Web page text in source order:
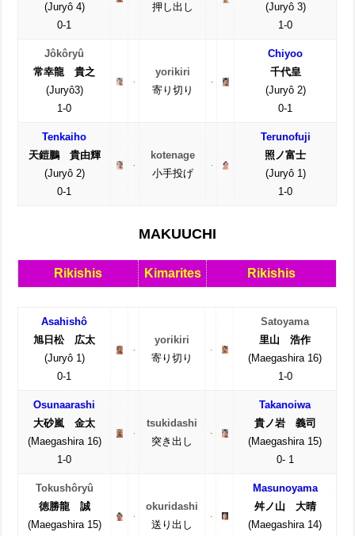
(Juryô 4)
0-1
押し出し
(Juryô 3)
1-0
Jôkôryû
常幸龍 貴之
(Juryô3)
1-0
yorikiri
寄り切り
Chiyoo
千代皇
(Juryô 2)
0-1
Tenkaiho
天鎧鵬 貴由輝
(Juryô 2)
0-1
kotenage
小手投げ
Terunofuji
照ノ富士
(Juryô 1)
1-0
MAKUUCHI
Rikishis Kimarites Rikishis
Asahishô
旭日松 広太
(Juryô 1)
0-1
yorikiri
寄り切り
Satoyama
里山 浩作
(Maegashira 16)
1-0
Osunaarashi
大砂嵐 金太
(Maegashira 16)
1-0
tsukidashi
突き出し
Takanoiwa
貴ノ岩 義司
(Maegashira 15)
0- 1
Tokushôryû
徳勝龍 誠
(Maegashira 15)
okuridashi
送り出し
Masunoyama
舛ノ山 大晴
(Maegashira 14)